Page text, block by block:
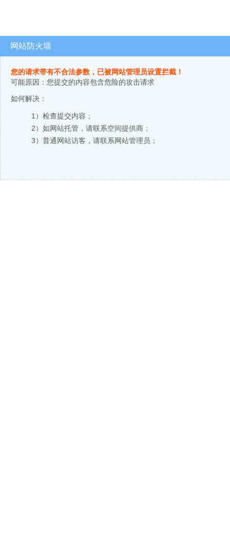
网站防火墙
您的请求带有不合法参数，已被网站管理员设置拦截！
可能原因：您提交的内容包含危险的攻击请求
如何解决：
1）检查提交内容；
2）如网站托管，请联系空间提供商；
3）普通网站访客，请联系网站管理员；